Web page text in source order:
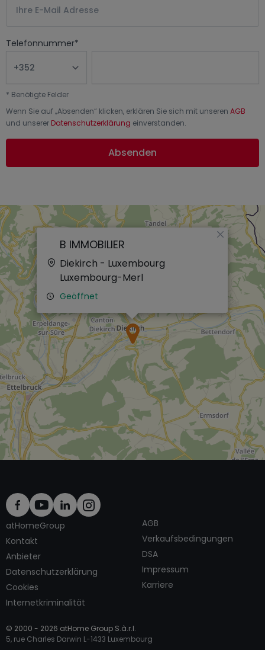
Telefonnummer*
* Benötigte Felder
Wenn Sie auf „Absenden“ klicken, erklären Sie sich mit unseren AGB
und unserer Datenschutzerklärung einverstanden.
Absenden
B IMMOBILIER
Diekirch - Luxembourg
Luxembourg-Merl
Geöffnet
×
atHomeGroup
Kontakt
Anbieter
Datenschutzerklärung
Cookies
Internetkriminalität
AGB
Verkaufsbedingungen
DSA
Impressum
Karriere
© 2000 - 2026 atHome Group S.à.r.l.
5, rue Charles Darwin L-1433 Luxembourg